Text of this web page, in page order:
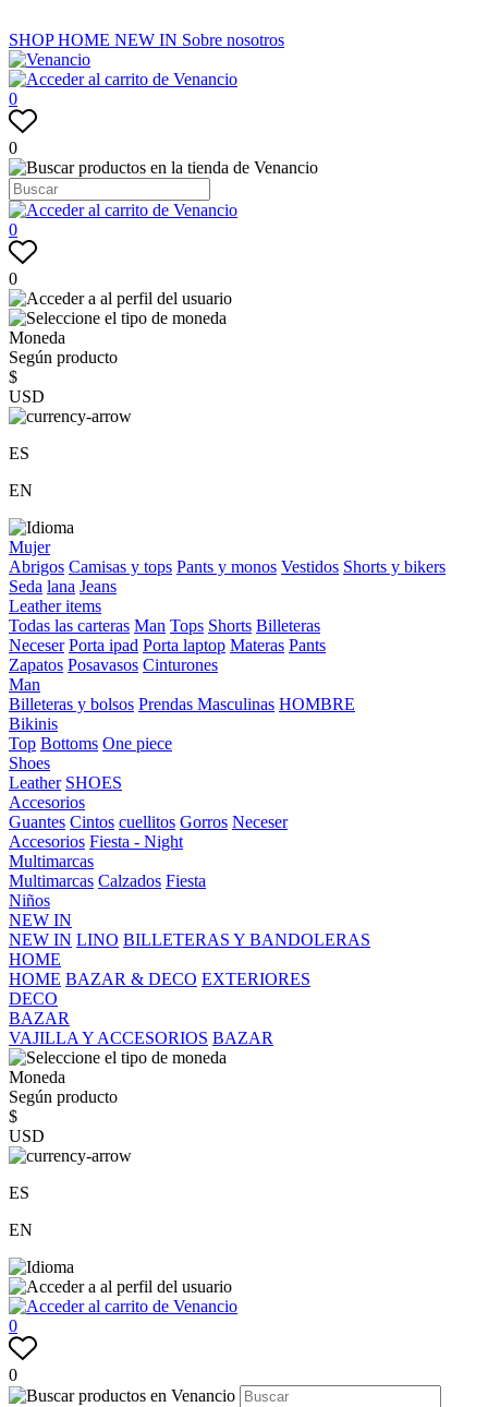
SHOPHOME NEW IN Sobre nosotros
0
0
0
0
Moneda
Según producto
$
USD
ES
EN
Mujer
Abrigos Camisas y tops Pants y monos Vestidos Shorts y bikers
Seda lana Jeans
Leather items
Todas las carteras Man Tops Shorts Billeteras
Neceser Porta ipad Porta laptop Materas Pants
Zapatos Posavasos Cinturones
Man
Billeteras y bolsos Prendas Masculinas HOMBRE
Bikinis
Top Bottoms One piece
Shoes
Leather SHOES
Accesorios
Guantes Cintos cuellitos Gorros Neceser
Accesorios Fiesta - Night
Multimarcas
Multimarcas Calzados Fiesta
Niños
NEW IN
NEW IN LINO BILLETERAS Y BANDOLERAS
HOME
HOME BAZAR & DECO EXTERIORES
DECO
BAZAR
VAJILLA Y ACCESORIOS BAZAR
Moneda
Según producto
$
USD
ES
EN
0
0